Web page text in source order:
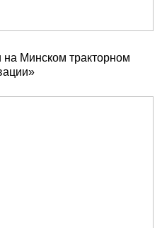
на Минском тракторном